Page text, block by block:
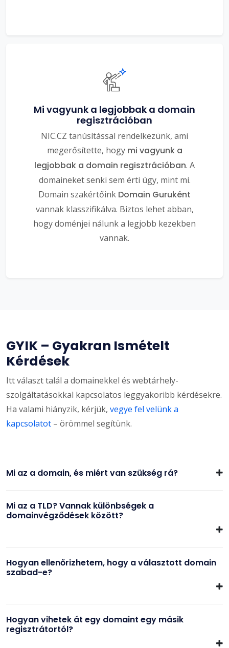
Mi vagyunk a legjobbak a domain
regisztrációban
NIC.CZ tanúsítással rendelkezünk, ami
megerősítette, hogy mi vagyunk a
legjobbak a domain regisztrációban. A
domaineket senki sem érti úgy, mint mi.
Domain szakértőink Domain Guruként
vannak klasszifikálva. Biztos lehet abban,
hogy doménjei nálunk a legjobb kezekben
vannak.
GYIK – Gyakran Ismételt
Kérdések
Itt választ talál a domainekkel és webtárhely-
szolgáltatásokkal kapcsolatos leggyakoribb kérdésekre.
Ha valami hiányzik, kérjük, vegye fel velünk a
kapcsolatot – örömmel segítünk.
Mi az a domain, és miért van szükség rá?
Mi az a TLD? Vannak különbségek a
domainvégződések között?
Hogyan ellenőrizhetem, hogy a választott domain
szabad-e?
Hogyan vihetek át egy domaint egy másik
regisztrátortól?